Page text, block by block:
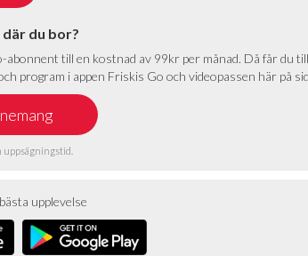
du bor?
abonnent till en kostnad av 99kr per månad. Då får du
program i appen Friskis Go och videopassen här på
upplevelse